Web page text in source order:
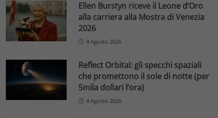
Ellen Burstyn riceve il Leone d’Oro
alla carriera alla Mostra di Venezia
2026
4 Agosto 2026
Reflect Orbital: gli specchi spaziali
che promettono il sole di notte (per
5mila dollari l’ora)
4 Agosto 2026